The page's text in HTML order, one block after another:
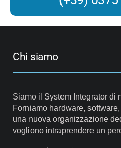
Chi siamo
Siamo il System Integrator di
Forniamo hardware,
una nuova organizzazione
vogliono intraprendere un